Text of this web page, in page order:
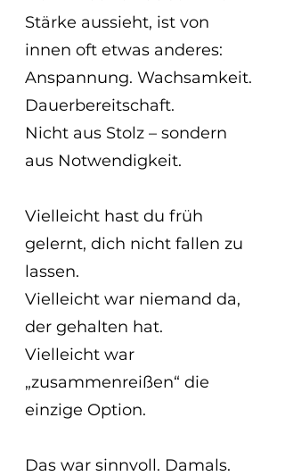
Stärke aussieht, ist von
innen oft etwas anderes:
Anspannung. Wachsamkeit.
Dauerbereitschaft.
Nicht aus Stolz – sondern
aus Notwendigkeit.
Vielleicht hast du früh
gelernt, dich nicht fallen zu
lassen.
Vielleicht war niemand da,
der gehalten hat.
Vielleicht war
„zusammenreißen“ die
einzige Option.
Das war sinnvoll. Damals.